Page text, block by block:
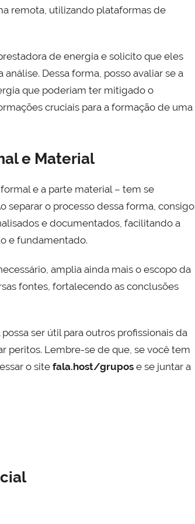
remota, utilizando plataformas de
de energia e solicito que eles
Dessa forma, posso avaliar se a
que poderiam ter mitigado o
cruciais para a formação de uma
e Material
e a parte material – tem se
separar o processo dessa forma, consigo
e documentados, facilitando a
e fundamentado.
amplia ainda mais o escopo da
fontes, fortalecendo as conclusões
ser útil para outros profissionais da
peritos. Lembre-se de que, se você tem
o site fala.host/grupos e se juntar a